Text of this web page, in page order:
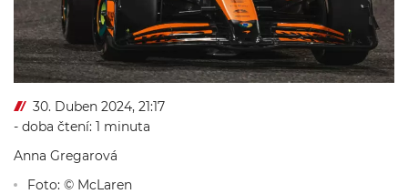
30. Duben 2024, 21:17
- doba čtení: 1 minuta
Anna Gregarová
Foto: © McLaren